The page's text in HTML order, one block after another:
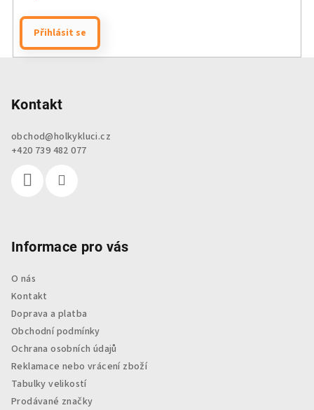
Přihlásit se
Kontakt
obchod@holkykluci.cz
+420 739 482 077
Informace pro vás
O nás
Kontakt
Doprava a platba
Obchodní podmínky
Ochrana osobních údajů
Reklamace nebo vrácení zboží
Tabulky velikostí
Prodávané značky